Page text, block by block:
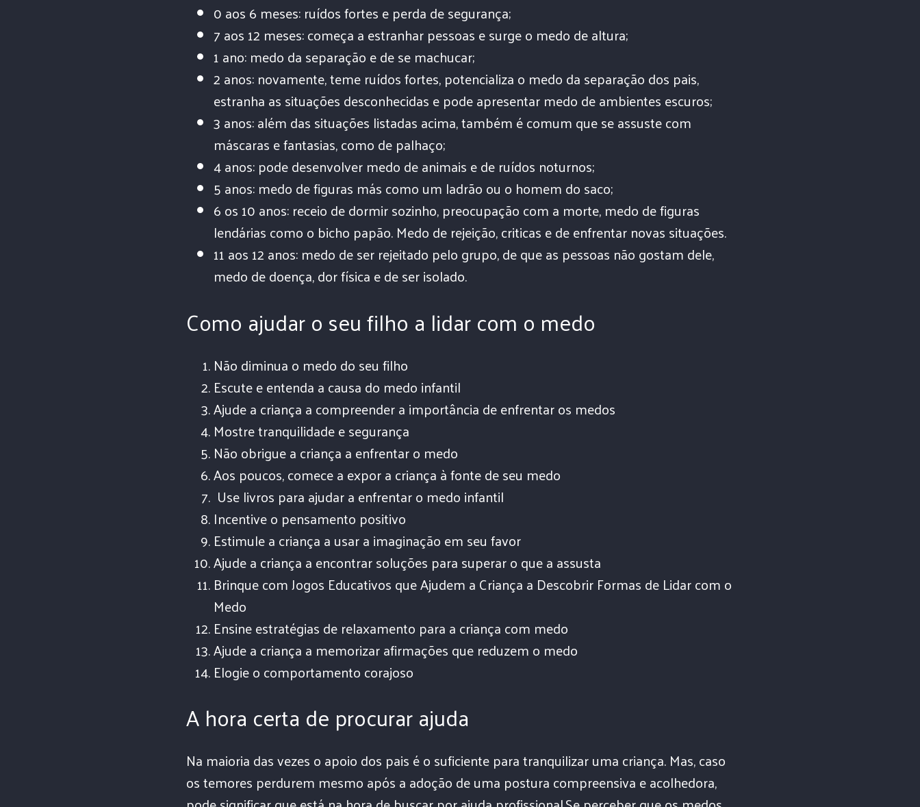
0 aos 6 meses: ruídos fortes e perda de segurança;
7 aos 12 meses: começa a estranhar pessoas e surge o medo de altura;
1 ano: medo da separação e de se machucar;
2 anos: novamente, teme ruídos fortes, potencializa o medo da separação dos pais,
estranha as situações desconhecidas e pode apresentar medo de ambientes escuros;
3 anos: além das situações listadas acima, também é comum que se assuste com
máscaras e fantasias, como de palhaço;
4 anos: pode desenvolver medo de animais e de ruídos noturnos;
5 anos: medo de figuras más como um ladrão ou o homem do saco;
6 os 10 anos: receio de dormir sozinho, preocupação com a morte, medo de figuras
lendárias como o bicho papão. Medo de rejeição, criticas e de enfrentar novas situações.
11 aos 12 anos: medo de ser rejeitado pelo grupo, de que as pessoas não gostam dele,
medo de doença, dor física e de ser isolado.
Como ajudar o seu filho a lidar com o medo
Não diminua o medo do seu filho
Escute e entenda a causa do medo infantil
Ajude a criança a compreender a importância de enfrentar os medos
Mostre tranquilidade e segurança
Não obrigue a criança a enfrentar o medo
Aos poucos, comece a expor a criança à fonte de seu medo
Use livros para ajudar a enfrentar o medo infantil
Incentive o pensamento positivo
Estimule a criança a usar a imaginação em seu favor
Ajude a criança a encontrar soluções para superar o que a assusta
Brinque com Jogos Educativos que Ajudem a Criança a Descobrir Formas de Lidar com o
Medo
Ensine estratégias de relaxamento para a criança com medo
Ajude a criança a memorizar afirmações que reduzem o medo
Elogie o comportamento corajoso
A hora certa de procurar ajuda
Na maioria das vezes o apoio dos pais é o suficiente para tranquilizar uma criança. Mas, caso
os temores perdurem mesmo após a adoção de uma postura compreensiva e acolhedora,